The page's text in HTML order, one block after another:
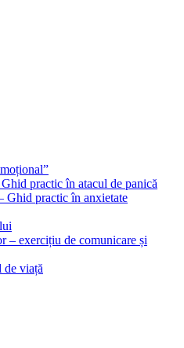
practic în atacul de panică
Ghid practic în anxietate
– exercițiu de comunicare și
de viață